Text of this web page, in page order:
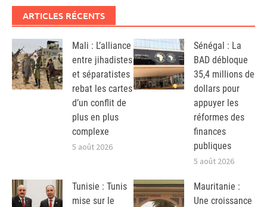
ARTICLES RÉCENTS
Mali : L’alliance
entre jihadistes
et séparatistes
rebat les cartes
d’un conflit de
plus en plus
complexe
5 août 2026
Sénégal : La
BAD débloque
35,4 millions de
dollars pour
appuyer les
réformes des
finances
publiques
5 août 2026
Tunisie : Tunis
mise sur le
Mauritanie :
Une croissance